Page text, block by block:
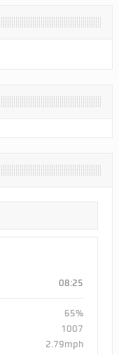
08:25
65%
1007
2.79mph